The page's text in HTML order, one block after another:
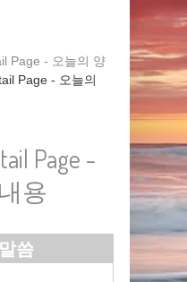
Page - 오늘의 양
Page - 오늘의
Page -
용
씀